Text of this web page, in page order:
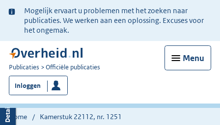
Ter
informatie:
Mogelijk ervaart u problemen met het zoeken naar
publicaties. We werken aan een oplossing. Excuses voor
het ongemak.
Menu
U
bent
nu
hier:
Publicaties Officiële publicaties
Inloggen
Home Kamerstuk 22112, nr. 1251